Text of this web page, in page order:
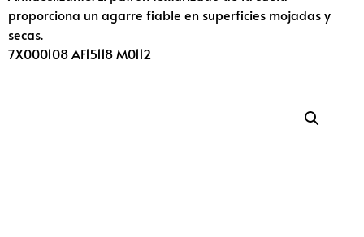
proporciona un agarre fiable en superficies mojadas y
secas.
7X000108 AF15118 M0112